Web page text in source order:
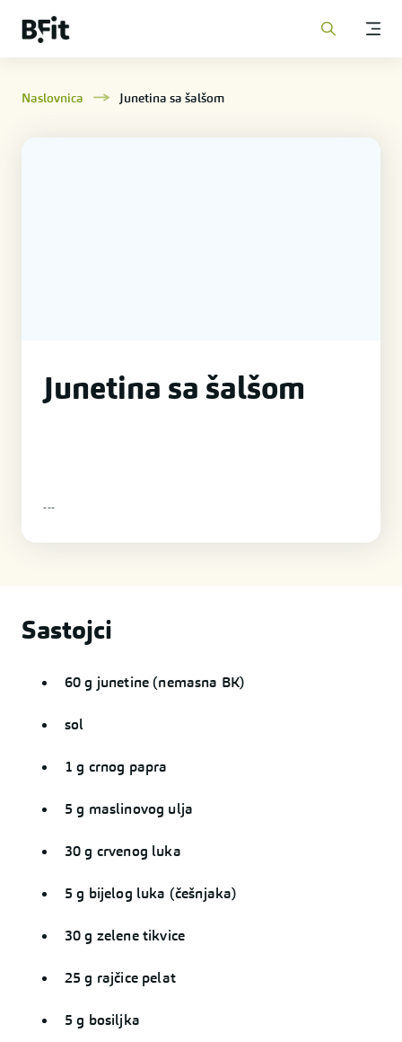
Naslovnica Junetina sa šalšom
Junetina sa šalšom
---
Sastojci
60 g junetine (nemasna BK)
sol
1 g crnog papra
5 g maslinovog ulja
30 g crvenog luka
5 g bijelog luka (češnjaka)
30 g zelene tikvice
25 g rajčice pelat
5 g bosiljka